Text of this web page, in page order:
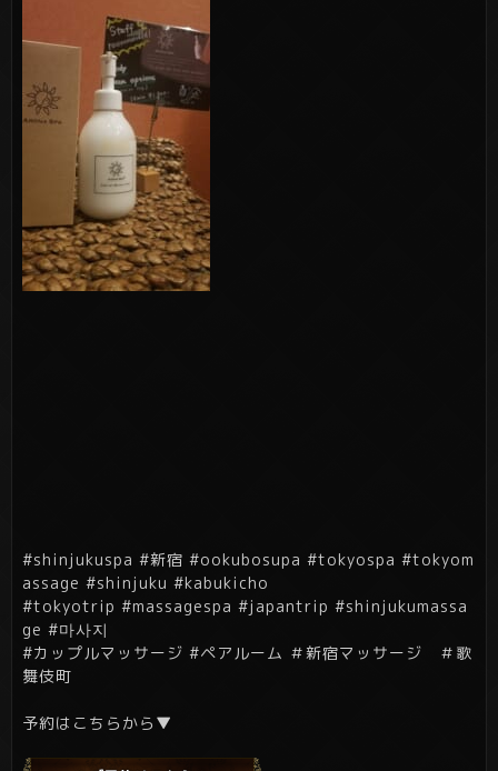
#shinjukuspa #新宿 #ookubosupa #tokyospa #tokyom
assage #shinjuku #kabukicho
#tokyotrip #massagespa #japantrip #shinjukumassa
ge #마사지
#カップルマッサージ #ペアルーム ＃新宿マッサージ ＃歌
舞伎町
予約はこちらから▼